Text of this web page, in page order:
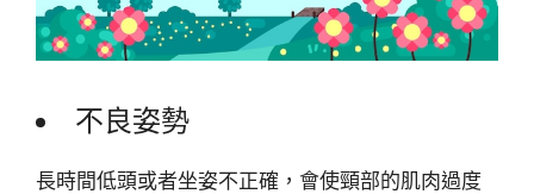
不良姿勢
長時間低頭或者坐姿不正確，會使頸部的肌肉過度